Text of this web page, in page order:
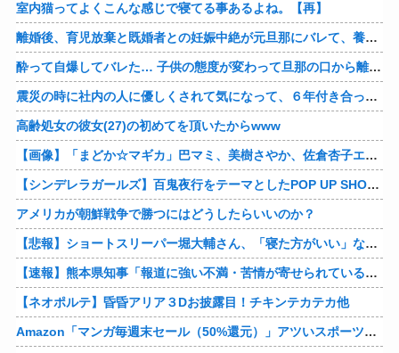
室内猫ってよくこんな感じで寝てる事あるよね。【再】
離婚後、育児放棄と既婚者との妊娠中絶が元旦那にバレて、養育費の支払いが止まった… 私が正社員で働くまで止めると言われてるけど、女として生きたいの。
酔って自爆してバレた… 子供の態度が変わって旦那の口から離婚って言葉が出て、急速に現実に引き戻されたっていうか、あー私本当にしちゃいけないことしてたんだなと思い知った。
震災の時に社内の人に優しくされて気になって、６年付き合った彼に別れを告げました。その時新たな好きな人に夢中で元彼はどうでもよく思えました。今ははっきり言って後悔してます…
高齢処女の彼女(27)の初めてを頂いたからwww
【画像】「まどか☆マギカ」巴マミ、美樹さやか、佐倉杏子エロすぎ放課後えんこーハメ撮りどぴゅどぴゅエチエチが最高すぎる❣
【シンデレラガールズ】百鬼夜行をテーマとしたPOP UP SHOPが東京・大阪にて開催
アメリカが朝鮮戦争で勝つにはどうしたらいいのか？
【悲報】ショートスリーパー堀大輔さん、「寝た方がいい」などと誹謗中傷され配信中に泣き出してしまう
【速報】熊本県知事「報道に強い不満・苦情が寄せられている」→TBSの報道特集がまさにそれな件他
【ネオポルテ】昏昏アリア３Dお披露目！チキンテカテカ他
Amazon「マンガ毎週末セール（50%還元）」アツいスポーツマンガ祭り最終日到来！！！他